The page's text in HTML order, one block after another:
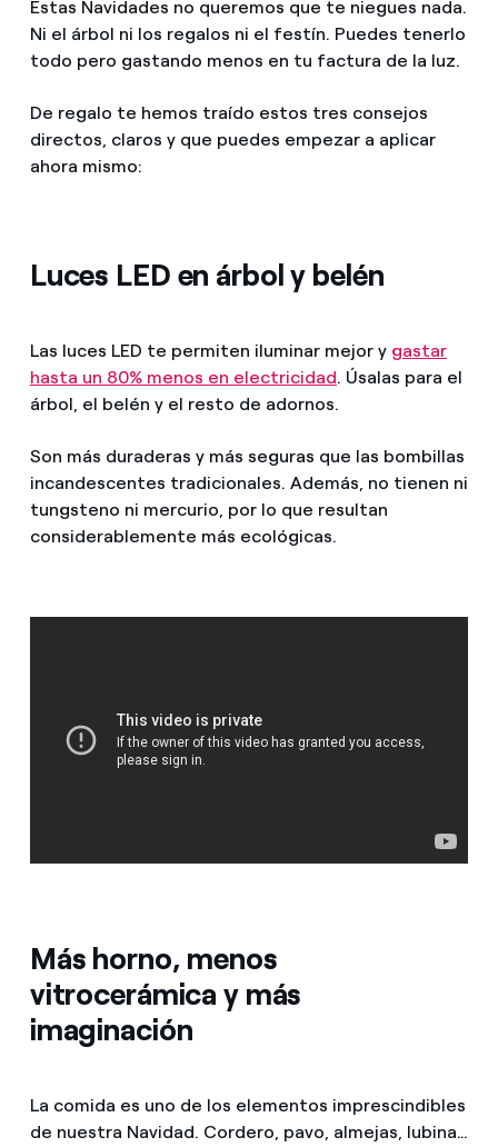
Estas Navidades no queremos que te niegues nada.
Ni el árbol ni los regalos ni el festín. Puedes tenerlo
todo pero gastando menos en tu factura de la luz.
De regalo te hemos traído estos tres consejos
directos, claros y que puedes empezar a aplicar
ahora mismo:
Luces LED en árbol y belén
Las luces LED te permiten iluminar mejor y gastar
hasta un 80% menos en electricidad. Úsalas para el
árbol, el belén y el resto de adornos.
Son más duraderas y más seguras que las bombillas
incandescentes tradicionales. Además, no tienen ni
tungsteno ni mercurio, por lo que resultan
considerablemente más ecológicas.
Más horno, menos
vitrocerámica y más
imaginación
La comida es uno de los elementos imprescindibles
de nuestra Navidad. Cordero, pavo, almejas, lubina…